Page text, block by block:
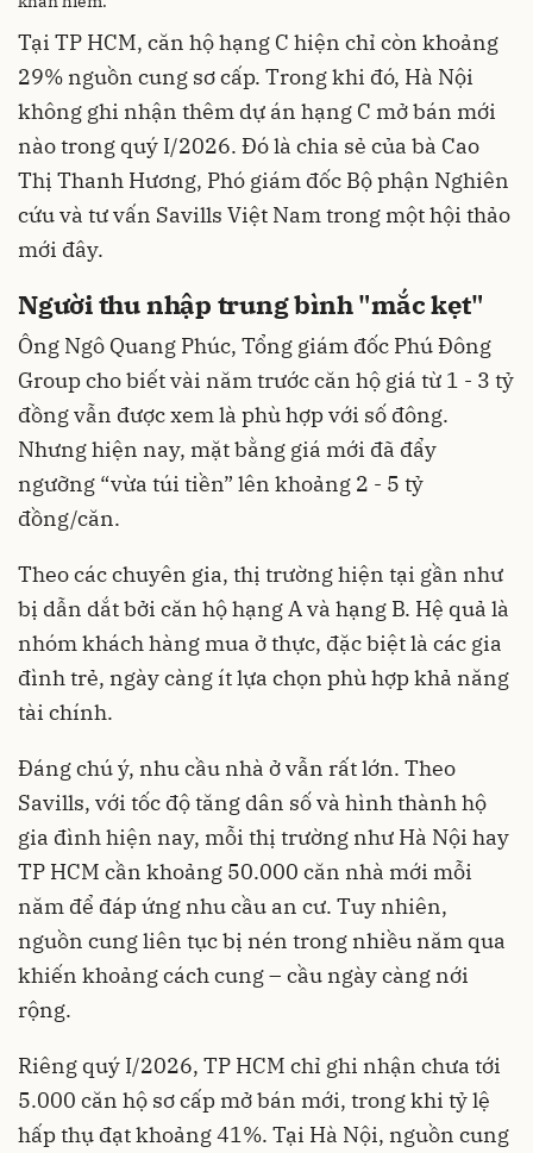
Tại TP HCM, căn hộ hạng C hiện chỉ còn khoảng
29% nguồn cung sơ cấp. Trong khi đó, Hà Nội
không ghi nhận thêm dự án hạng C mở bán mới
nào trong quý I/2026. Đó là chia sẻ của bà Cao
Thị Thanh Hương, Phó giám đốc Bộ phận Nghiên
cứu và tư vấn Savills Việt Nam trong một hội thảo
mới đây.
Người thu nhập trung bình "mắc kẹt"
Ông Ngô Quang Phúc, Tổng giám đốc Phú Đông
Group cho biết vài năm trước căn hộ giá từ 1 - 3 tỷ
đồng vẫn được xem là phù hợp với số đông.
Nhưng hiện nay, mặt bằng giá mới đã đẩy
ngưỡng “vừa túi tiền” lên khoảng 2 - 5 tỷ
đồng/căn.
Theo các chuyên gia, thị trường hiện tại gần như
bị dẫn dắt bởi căn hộ hạng A và hạng B. Hệ quả là
nhóm khách hàng mua ở thực, đặc biệt là các gia
đình trẻ, ngày càng ít lựa chọn phù hợp khả năng
tài chính.
Đáng chú ý, nhu cầu nhà ở vẫn rất lớn. Theo
Savills, với tốc độ tăng dân số và hình thành hộ
gia đình hiện nay, mỗi thị trường như Hà Nội hay
TP HCM cần khoảng 50.000 căn nhà mới mỗi
năm để đáp ứng nhu cầu an cư. Tuy nhiên,
nguồn cung liên tục bị nén trong nhiều năm qua
khiến khoảng cách cung – cầu ngày càng nới
rộng.
Riêng quý I/2026, TP HCM chỉ ghi nhận chưa tới
5.000 căn hộ sơ cấp mở bán mới, trong khi tỷ lệ
hấp thụ đạt khoảng 41%. Tại Hà Nội, nguồn cung